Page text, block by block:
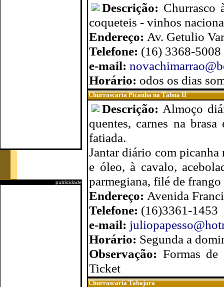
publicidade
Descrição: Churrasco
coqueteis - vinhos
Endereço: Av. Getulio
Telefone: (16) 3368-5008
e-mail:
Horário: odos os dias
Churrascaria Picanha na Tábua II
Descrição: Almoço
quentes, carnes na
fatiada.
Jantar diário com
e óleo, à cavalo,
parmegiana, filé de frango
Endereço: Avenida
Telefone: (16)3361-1453
e-mail:
Horário: Segunda a
Observação: Formas de
Ticket
Churrascaria Tabajara